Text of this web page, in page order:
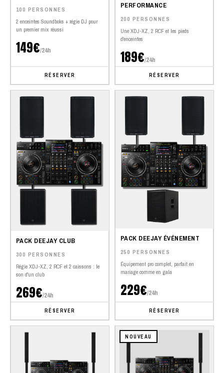
100 PERSONNES
2 enceintes Soundboks + régie DJ pour
un premier mix réussi
149€/24h
RÉSERVER
PERFORMANCE
200 PERSONNES
Une XDJ-XZ, 2 RCF et les pieds
d'enceintes
189€/24h
RÉSERVER
PACK DEEJAY CLUB
300 PERSONNES
Régie XDJ-XZ, 2 RCF et 2 caissons : le
son d'un club
269€/24h
RÉSERVER
PACK DEEJAY ÉVÉNEMENT
250 PERSONNES
Équipement pro complet, parfait en
mariage comme en gala
229€/24h
RÉSERVER
NOUVEAU